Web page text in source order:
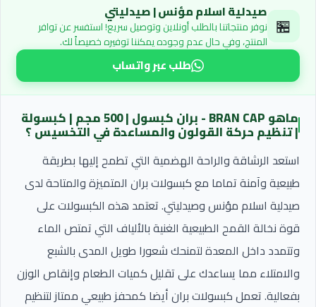
🏪 صيدلية اسلام مؤنس | صيدليتي
نوفر منتجاتنا بالطلب أونلاين وتوصيل سريع! استفسر عن توافر
المنتج، وفي حال عدم وجوده يمكننا توفيره خصيصاً لك.
طلب عبر واتساب
ماهو BRAN CAP - بران كبسول | 500 مجم | كبسولة
| تنظيم حركة القولون والمساعدة في التخسيس ؟
استعد الرشاقة والراحة الهضمية التي تطمح إليها بطريقة
طبيعية وآمنة تماما مع كبسولات بران المتميزة والمتاحة لدى
صيدلية اسلام مؤنس وصيدليتي. تعتمد هذه الكبسولات على
قوة نخالة القمح الطبيعية الغنية بالألياف التي تمتص الماء
وتتمدد داخل المعدة لتمنحك شعورا طويل المدى بالشبع
والامتلاء مما يساعدك على تقليل كميات الطعام وإنقاص الوزن
بفعالية. تعمل كبسولات بران أيضا كمحفز طبيعي ممتاز لتنظيم